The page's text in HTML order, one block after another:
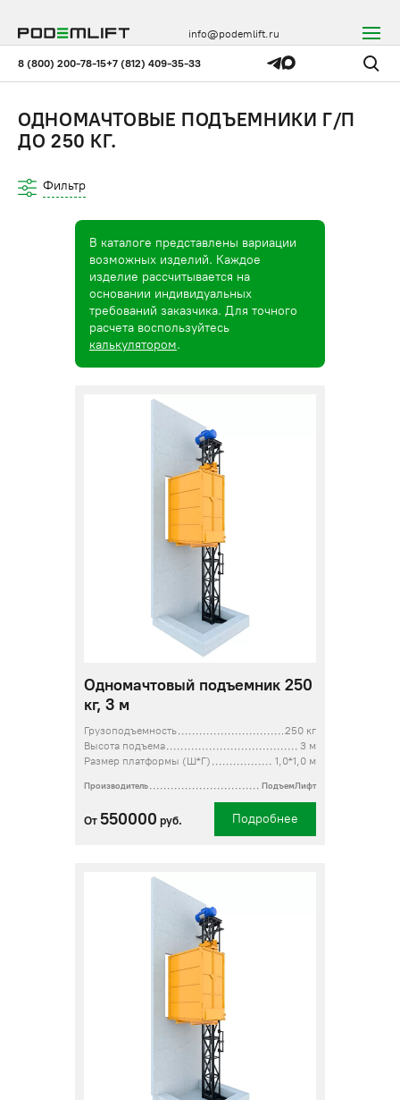
8 (800) 200-78-15+7 (812) 409-35-33
info@podemlift.ru
ОДНОМАЧТОВЫЕ ПОДЪЕМНИКИ Г/П
ДО 250 КГ.
Фильтр
В каталоге представлены вариации
возможных изделий. Каждое
изделие рассчитывается на
основании индивидуальных
требований заказчика. Для точного
расчета воспользуйтесь
калькулятором.
Одномачтовый подъемник 250
кг, 3 м
Грузоподъемность
250 кг
Высота подъема
3 м
Размер платформы (Ш*Г)
1,0*1,0 м
Производитель ПодъемЛифт
От 550000 руб. Подробнее